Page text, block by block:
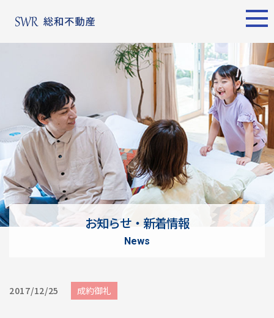
名古屋エリア
物件検索
物件一覧
東京エリア
物件検索
物件一覧
エリア別
名古屋エリア
不動産売却
について
購入希望者
情報一覧
について
情報一覧
売却サポート
シーンごとの売却
売り方のメリット・デメ
リット
買い替えの流れ
売却実績
戸建てを高く売るための
土地を高く売るためのポ
お知らせ・新着情報
news
2017/12/25 成約御礼